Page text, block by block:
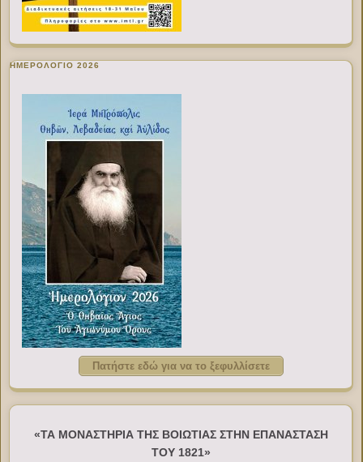
ΗΜΕΡΟΛΟΓΙΟ 2026
Πατήστε εδώ για να το ξεφυλλίσετε
«ΤΑ ΜΟΝΑΣΤΗΡΙΑ ΤΗΣ ΒΟΙΩΤΙΑΣ ΣΤΗΝ ΕΠΑΝΑΣΤΑΣΗ
ΤΟΥ 1821»